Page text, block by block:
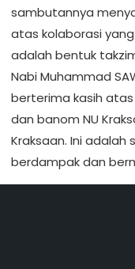
sambutannya
atas kolaborasi yang
adalah bentuk
Nabi Muhammad
berterima kasih
dan banom NU
Kraksaan. Ini adalah
berdampak dan